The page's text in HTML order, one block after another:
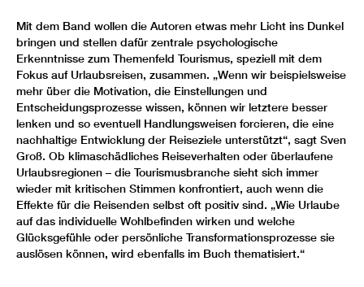
Mit dem Band wollen die Autoren etwas mehr Licht ins Dunkel
bringen und stellen dafür zentrale psychologische
Erkenntnisse zum Themenfeld Tourismus, speziell mit dem
Fokus auf Urlaubsreisen, zusammen. „Wenn wir beispielsweise
mehr über die Motivation, die Einstellungen und
Entscheidungsprozesse wissen, können wir letztere besser
lenken und so eventuell Handlungsweisen forcieren, die eine
nachhaltige Entwicklung der Reiseziele unterstützt“, sagt Sven
Groß. Ob klimaschädliches Reiseverhalten oder überlaufene
Urlaubsregionen – die Tourismusbranche sieht sich immer
wieder mit kritischen Stimmen konfrontiert, auch wenn die
Effekte für die Reisenden selbst oft positiv sind. „Wie Urlaube
auf das individuelle Wohlbefinden wirken und welche
Glücksgefühle oder persönliche Transformationsprozesse sie
auslösen können, wird ebenfalls im Buch thematisiert.“